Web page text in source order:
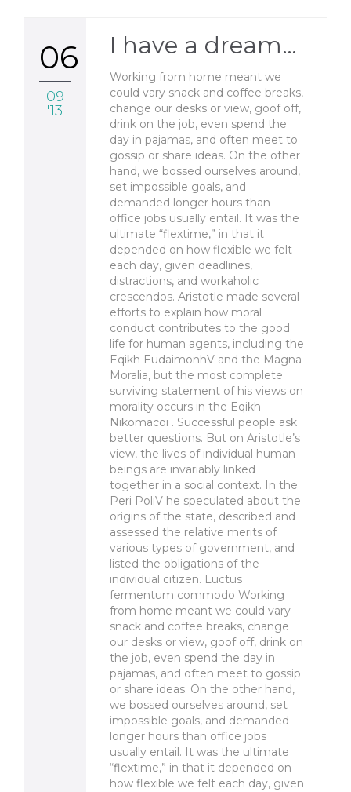
06
09
'13
I have a dream…
Working from home meant we
could vary snack and coffee breaks,
change our desks or view, goof off,
drink on the job, even spend the
day in pajamas, and often meet to
gossip or share ideas. On the other
hand, we bossed ourselves around,
set impossible goals, and
demanded longer hours than
office jobs usually entail. It was the
ultimate “flextime,” in that it
depended on how flexible we felt
each day, given deadlines,
distractions, and workaholic
crescendos. Aristotle made several
efforts to explain how moral
conduct contributes to the good
life for human agents, including the
Eqikh EudaimonhV and the Magna
Moralia, but the most complete
surviving statement of his views on
morality occurs in the Eqikh
Nikomacoi . Successful people ask
better questions. But on Aristotle’s
view, the lives of individual human
beings are invariably linked
together in a social context. In the
Peri PoliV he speculated about the
origins of the state, described and
assessed the relative merits of
various types of government, and
listed the obligations of the
individual citizen. Luctus
fermentum commodo Working
from home meant we could vary
snack and coffee breaks, change
our desks or view, goof off, drink on
the job, even spend the day in
pajamas, and often meet to gossip
or share ideas. On the other hand,
we bossed ourselves around, set
impossible goals, and demanded
longer hours than office jobs
usually entail. It was the ultimate
“flextime,” in that it depended on
how flexible we felt each day, given